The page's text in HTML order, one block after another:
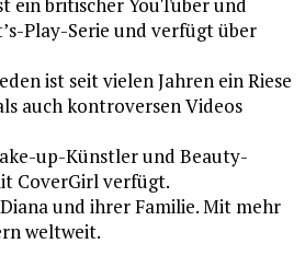
Play-Serie und verfügt über
ist seit vielen Jahren ein Riese
auch kontroversen Videos
up-Künstler und Beauty-
CoverGirl verfügt.
und ihrer Familie. Mit mehr
weltweit.